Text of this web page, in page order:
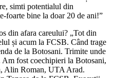
simti potentialul din
foarte bine la doar 20 de ani!”
din afara careului? „Tot din
și acum la FCSB. Când trage
de la Botosani. Trimite unde
Am fost coechipieri la Botosani,
Alin Roman, UTA Arad.